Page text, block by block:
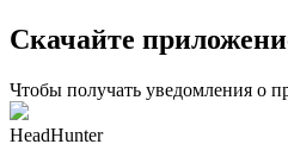
Скачайте
Чтобы получать уведомления о
HeadHunter